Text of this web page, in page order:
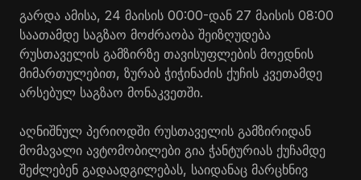
გარდა ამისა, 24 მაისის 00:00-დან 27 მაისის 08:00
საათამდე საგზაო მოძრაობა შეიზღუდება
რუსთაველის გამზირზე თავისუფლების მოედნის
მიმართულებით, ზურაბ ჭიჭინაძის ქუჩის კვეთამდე
არსებულ საგზაო მონაკვეთში.
აღნიშნულ პერიოდში რუსთაველის გამზირიდან
მომავალი ავტომობილები გია ჭანტურიას ქუჩამდე
შეძლებენ გადაადგილებას, საიდანაც მარცხნივ